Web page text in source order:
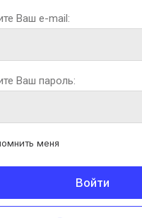
Ваш e-mail:
Ваш пароль:
меня
Войти